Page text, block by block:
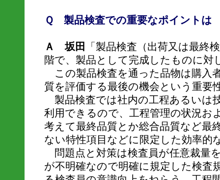
Ｑ 製品検査での重要なポイントは
Ａ 坂田
「製品検査（出荷又は最終
階で、製品として完成したものに対
この製品検査を通った品物は購入
質を評価する最後の機会という重要
製品検査では社内の工程あるいは
利用できるので、工程管理の状況お
考えて最終品質とか総合品質など最
ない特性項目などに限定した効率的
問題点と対策は検査員が任意裁量
が不明確なので明確に規定した検査